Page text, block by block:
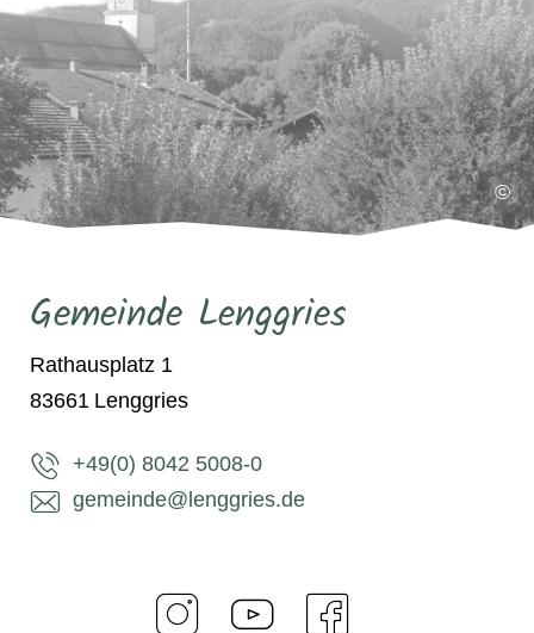
©
Gemeinde Lenggries
Rathausplatz 1
83661 Lenggries
+49(0) 8042 5008-0
gemeinde@lenggries.de